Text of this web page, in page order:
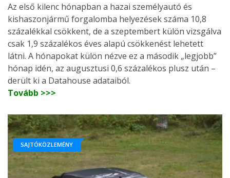
Az első kilenc hónapban a hazai személyautó és
kishaszonjármű forgalomba helyezések száma 10,8
százalékkal csökkent, de a szeptembert külön vizsgálva
csak 1,9 százalékos éves alapú csökkenést lehetett
látni. A hónapokat külön nézve ez a második „legjobb”
hónap idén, az augusztusi 0,6 százalékos plusz után –
derült ki a Datahouse adataiból.
Tovább >>>
SAJTÓKÖZLEMÉNY